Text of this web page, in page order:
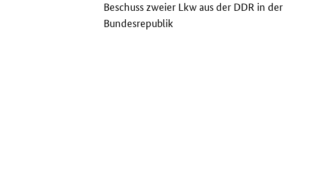
Beschuss zweier Lkw aus der DDR in der
Bundesrepublik